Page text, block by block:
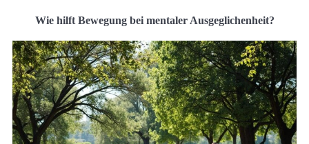
Wie hilft Bewegung bei mentaler Ausgeglichenheit?